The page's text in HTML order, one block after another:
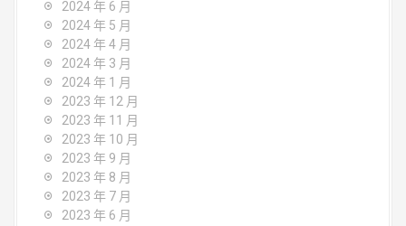
2024 年 6 月
2024 年 5 月
2024 年 4 月
2024 年 3 月
2024 年 1 月
2023 年 12 月
2023 年 11 月
2023 年 10 月
2023 年 9 月
2023 年 8 月
2023 年 7 月
2023 年 6 月